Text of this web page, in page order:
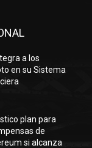
a los
en su Sistema
plan para
de
si alcanza